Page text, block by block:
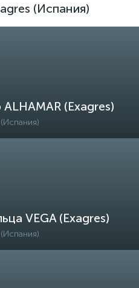
(Испания)
(Exagres)
VEGA (Exagres)